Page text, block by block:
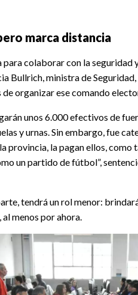
marca distancia
para colaborar con la
Bullrich, ministra de
organizar ese comando
unos 6.000 efectivos de
y urnas. Sin embargo, fue
provincia, la pagan ellos, como
un partido de fútbol”,
tendrá un rol menor:
menos por ahora.